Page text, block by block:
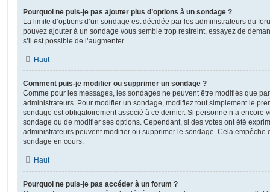
Pourquoi ne puis-je pas ajouter plus d’options à un sondage ?
La limite d’options d’un sondage est décidée par les administrateurs du
pouvez ajouter à un sondage vous semble trop restreint, essayez de
s’il est possible de l’augmenter.
Haut
Comment puis-je modifier ou supprimer un sondage ?
Comme pour les messages, les sondages ne peuvent être modifiés que
administrateurs. Pour modifier un sondage, modifiez tout simplement le
sondage est obligatoirement associé à ce dernier. Si personne n’a encore
sondage ou de modifier ses options. Cependant, si des votes ont été
administrateurs peuvent modifier ou supprimer le sondage. Cela empêche
sondage en cours.
Haut
Pourquoi ne puis-je pas accéder à un forum ?